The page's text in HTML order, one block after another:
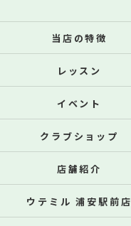
当店の特徴
レッスン
イベント
クラブショップ
店舗紹介
ウテミル 浦安駅前店